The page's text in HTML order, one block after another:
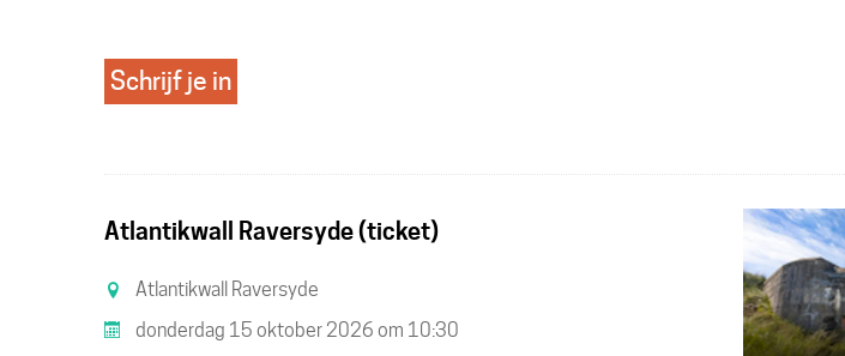
Schrijf je in
Atlantikwall Raversyde (ticket)
Atlantikwall Raversyde
donderdag 15 oktober 2026 om 10:30